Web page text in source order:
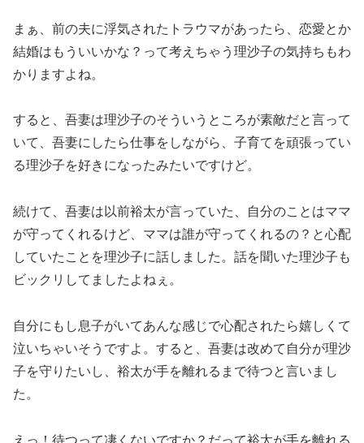
まぁ、前の夫に浮気されたトラウマがあったら、恋愛とか
結婚はもういいかな？って考えちゃう理沙子の気持ちもわ
かりますよね。
すると、吾妻は理沙子のそういうところが素敵だと言って
いて、吾妻にしたら仕事をしながら、子育てを頑張ってい
る理沙子を好きになったみたいですけど。
続けて、吾妻は以前裕太が言っていた、自分のことはママ
が守ってくれるけど、ママは誰が守ってくれるの？と心配
していたことを理沙子に話しました。話を聞いた理沙子も
ビックリしてましたよねぇ。
自分にもし息子がいてあんな感じで心配されたら嬉しくて
泣いちゃいそうですよ。すると、吾妻は改めて自分が理沙
子を守りたいし、裕太が手を離れるまで待つと言いまし
た。
えっ！待つって凄くないですか？だって裕太が手を離れる